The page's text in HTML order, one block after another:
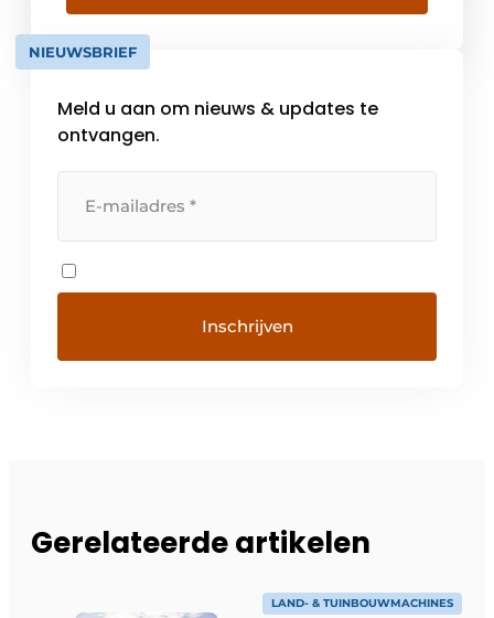
lichte, krachtige en stevige machines om
zware arbeid te verlichten in sterk
uiteenlopende sectoren. Rollmops is al ruim
NIEUWSBRIEF
Meld u aan om nieuws & updates te
ontvangen.
Gerelateerde artikelen
LAND- & TUINBOUWMACHINES